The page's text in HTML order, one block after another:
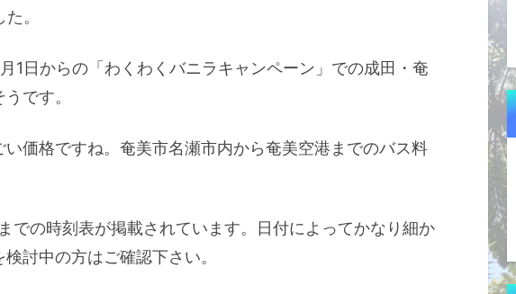
。
月1日からの「わくわくバニラキャンペーン」での成田・奄
です。
価格ですね。奄美市名瀬市内から奄美空港までのバス料
での時刻表が掲載されています。日付によってかなり細か
討中の方はご確認下さい。